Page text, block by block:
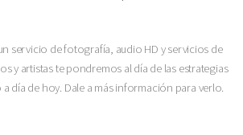
servicio de fotografía, audio HD y servicios de
y artistas te pondremos al día de las estrategias
día de hoy. Dale a más información para verlo.